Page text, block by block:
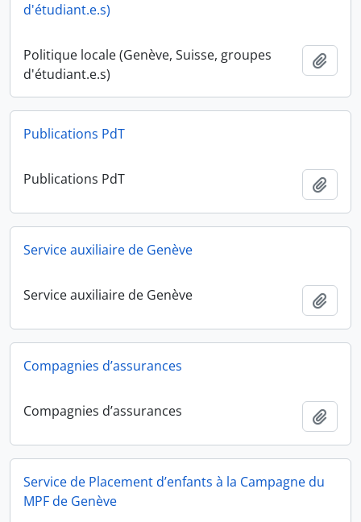
d'étudiant.e.s)
Politique locale (Genève, Suisse, groupes
d'étudiant.e.s)
Publications PdT
Publications PdT
Service auxiliaire de Genève
Service auxiliaire de Genève
Compagnies d’assurances
Compagnies d’assurances
Service de Placement d’enfants à la Campagne du
MPF de Genève